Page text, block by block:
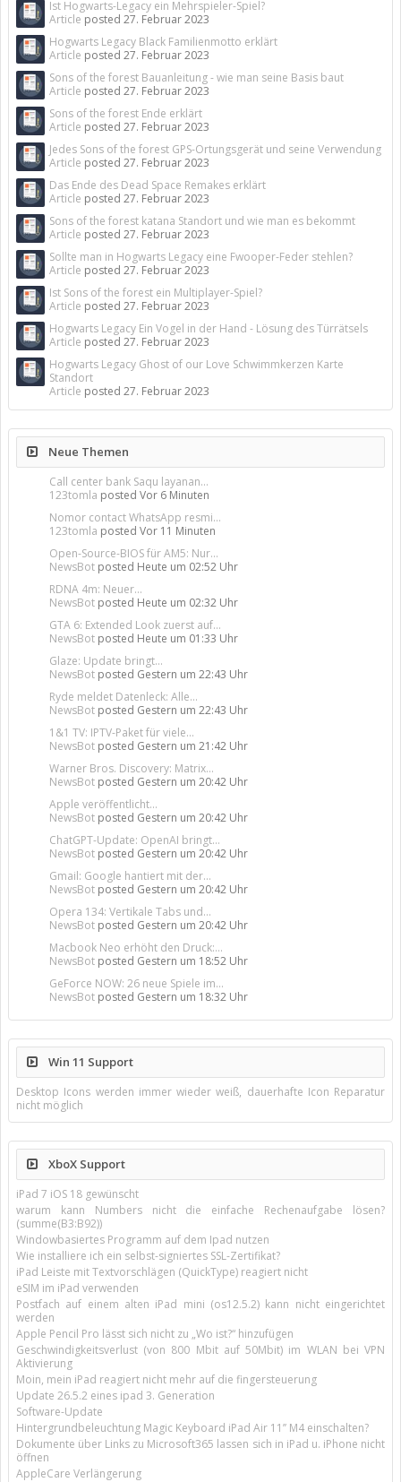
Ist Hogwarts-Legacy ein Mehrspieler-Spiel?
Article posted 27. Februar 2023
Hogwarts Legacy Black Familienmotto erklärt
Article posted 27. Februar 2023
Sons of the forest Bauanleitung - wie man seine Basis baut
Article posted 27. Februar 2023
Sons of the forest Ende erklärt
Article posted 27. Februar 2023
Jedes Sons of the forest GPS-Ortungsgerät und seine Verwendung
Article posted 27. Februar 2023
Das Ende des Dead Space Remakes erklärt
Article posted 27. Februar 2023
Sons of the forest katana Standort und wie man es bekommt
Article posted 27. Februar 2023
Sollte man in Hogwarts Legacy eine Fwooper-Feder stehlen?
Article posted 27. Februar 2023
Ist Sons of the forest ein Multiplayer-Spiel?
Article posted 27. Februar 2023
Hogwarts Legacy Ein Vogel in der Hand - Lösung des Türrätsels
Article posted 27. Februar 2023
Hogwarts Legacy Ghost of our Love Schwimmkerzen Karte
Standort
Article posted 27. Februar 2023
Neue Themen
Call center bank Saqu layanan...
123tomla posted Vor 6 Minuten
Nomor contact WhatsApp resmi...
123tomla posted Vor 11 Minuten
Open-Source-BIOS für AM5: Nur...
NewsBot posted Heute um 02:52 Uhr
RDNA 4m: Neuer...
NewsBot posted Heute um 02:32 Uhr
GTA 6: Extended Look zuerst auf...
NewsBot posted Heute um 01:33 Uhr
Glaze: Update bringt...
NewsBot posted Gestern um 22:43 Uhr
Ryde meldet Datenleck: Alle...
NewsBot posted Gestern um 22:43 Uhr
1&1 TV: IPTV-Paket für viele...
NewsBot posted Gestern um 21:42 Uhr
Warner Bros. Discovery: Matrix...
NewsBot posted Gestern um 20:42 Uhr
Apple veröffentlicht...
NewsBot posted Gestern um 20:42 Uhr
ChatGPT-Update: OpenAI bringt...
NewsBot posted Gestern um 20:42 Uhr
Gmail: Google hantiert mit der...
NewsBot posted Gestern um 20:42 Uhr
Opera 134: Vertikale Tabs und...
NewsBot posted Gestern um 20:42 Uhr
Macbook Neo erhöht den Druck:...
NewsBot posted Gestern um 18:52 Uhr
GeForce NOW: 26 neue Spiele im...
NewsBot posted Gestern um 18:32 Uhr
Win 11 Support
Desktop Icons werden immer wieder weiß, dauerhafte Icon Reparatur
nicht möglich
XboX Support
iPad 7 iOS 18 gewünscht
warum kann Numbers nicht die einfache Rechenaufgabe lösen?
(summe(B3:B92))
Windowbasiertes Programm auf dem Ipad nutzen
Wie installiere ich ein selbst-signiertes SSL-Zertifikat?
iPad Leiste mit Textvorschlägen (QuickType) reagiert nicht
eSIM im iPad verwenden
Postfach auf einem alten iPad mini (os12.5.2) kann nicht eingerichtet
werden
Apple Pencil Pro lässt sich nicht zu „Wo ist?“ hinzufügen
Geschwindigkeitsverlust (von 800 Mbit auf 50Mbit) im WLAN bei VPN
Aktivierung
Moin, mein iPad reagiert nicht mehr auf die fingersteuerung
Update 26.5.2 eines ipad 3. Generation
Software-Update
Hintergrundbeleuchtung Magic Keyboard iPad Air 11’’ M4 einschalten?
Dokumente über Links zu Microsoft365 lassen sich in iPad u. iPhone nicht
öffnen
AppleCare Verlängerung